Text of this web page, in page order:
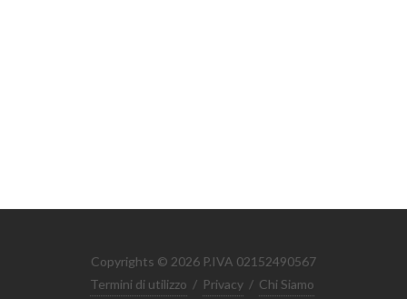
Copyrights © 2026 P.IVA 02152490567
Termini di utilizzo / Privacy / Chi Siamo